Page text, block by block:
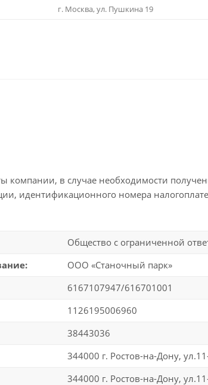
г. Москва, ул. Пушкина 19
компании, в случае необходимости
идентификационного номера
Общество с ограниченной
ООО «Станочный парк»
6167107947/616701001
1126195006960
38443036
344000 г. Ростов-на-Дону,
344000 г. Ростов-на-Дону,